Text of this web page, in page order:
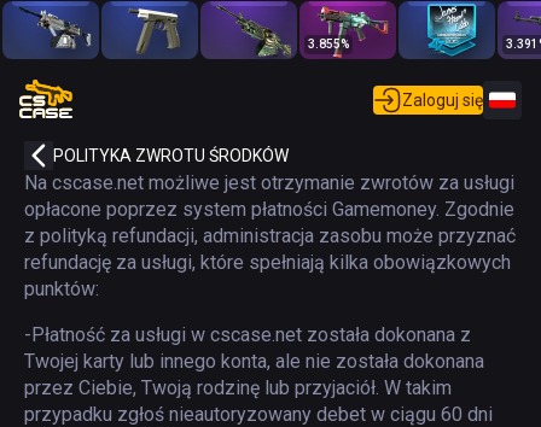
3.855% 3.391
Zaloguj się
POLITYKA ZWROTU ŚRODKÓW
Na cscase.net możliwe jest otrzymanie zwrotów za usługi
opłacone poprzez system płatności Gamemoney. Zgodnie
z polityką refundacji, administracja zasobu może przyznać
refundację za usługi, które spełniają kilka obowiązkowych
punktów:
-Płatność za usługi w cscase.net została dokonana z
Twojej karty lub innego konta, ale nie została dokonana
przez Ciebie, Twoją rodzinę lub przyjaciół. W takim
przypadku zgłoś nieautoryzowany debet w ciągu 60 dni